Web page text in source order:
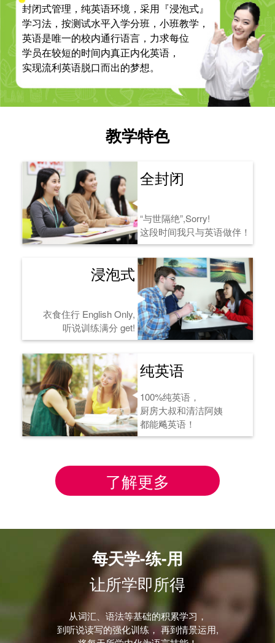
封闭式管理，纯英语环境，采用『浸泡式』
学习法，按测试水平入学分班，小班教学，
英语是唯一的校内通行语言，力求每位
学员在较短的时间内真正内化英语，
实现流利英语脱口而出的梦想。
教学特色
全封闭
“与世隔绝”,Sorry!
这段时间我只与英语做伴！
浸泡式
衣食住行 English Only,
听说训练满分 get!
纯英语
100%纯英语，
厨房大叔和清洁阿姨
都能飚英语！
了解更多
每天学-练-用
让所学即所得
从词汇、语法等基础的积累学习，
到听说读写的强化训练， 再到情景运用,